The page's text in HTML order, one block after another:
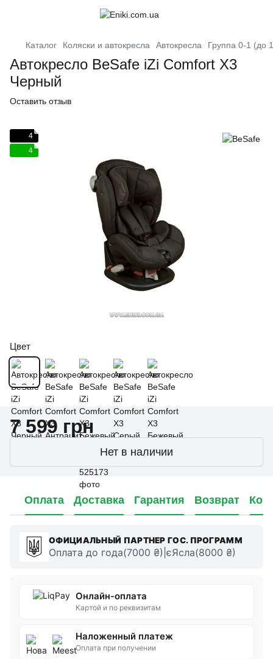
Каталог Коляски и автокресла Автокресла Группа 0-1 (до
Автокресло BeSafe iZi Comfort X3
Черный
Оставить отзыв
4
4
Цвет
7 599 грн
Нет в наличии
Оплата Доставка Гарантия Возврат
ОФИЦИАЛЬНЫЙ ПАРТНЕР ГОС. ПРОГРАММ
Оплата до года(7000 ₴)|єЯсла(8000 ₴)
Онлайн-оплата
Картой и по реквизитам
Наложенный платеж
Оплата при получении